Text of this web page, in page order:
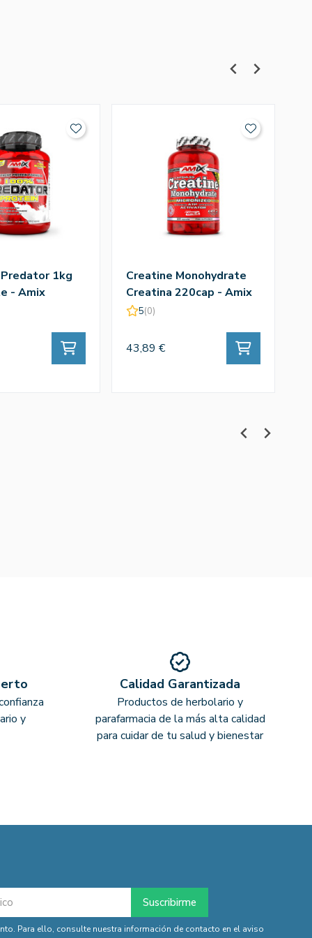
1kg
- Amix
Creatine Monohydrate
Creatina 220cap - Amix
5(0)
43,89 €
y
Calidad Garantizada
Productos de herbolario y
parafarmacia de la más alta calidad
para cuidar de tu salud y bienestar
Para ello, consulte nuestra información de contacto en el aviso